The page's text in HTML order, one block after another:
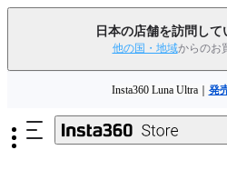
日本の店舗を訪問して
他の国・地域からのお
Insta360 Luna Ultra｜発
下取りで旧デバイスを出すと、新規購
ポンを獲得できます
Need shopping help? |